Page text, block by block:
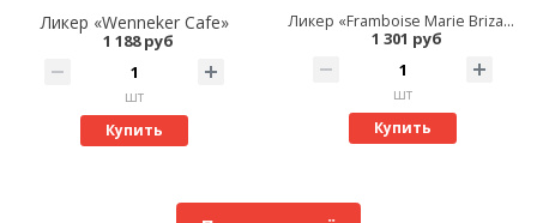
Ликер «Wenneker Cafe»
1 188 руб
шт
Купить
Ликер «Framboise Marie Brizard»
1 301 руб
шт
Купить